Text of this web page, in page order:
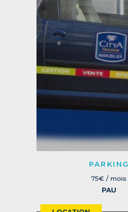
PARKING
75€ / mois
PAU